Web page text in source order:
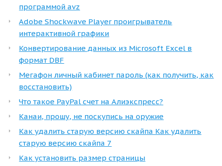
программой avz
Adobe Shockwave Player проигрыватель
интерактивной графики
Конвертирование данных из Microsoft Excel в
формат DBF
Мегафон личный кабинет пароль (как получить, как
восстановить)
Что такое PayPal счет на Алиэкспресс?
Канаи, прошу, не поскупись на оружие
Как удалить старую версию скайпа Как удалить
старую версию скайпа 7
Как установить размер страницы